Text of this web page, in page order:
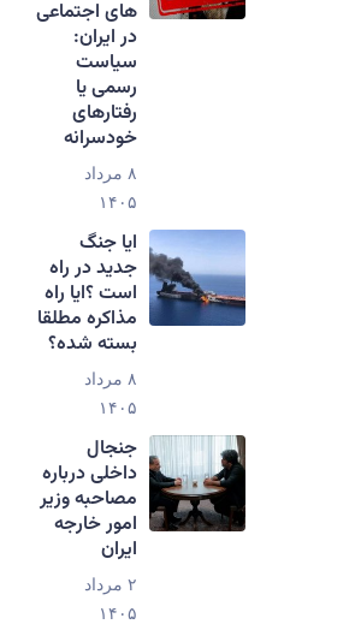
های اجتماعی
در ایران:
سیاست
رسمی یا
رفتارهای
خودسرانه
۸ مرداد
۱۴۰۵
ایا جنگ
جدید در راه
است ؟ایا راه
مذاکره مطلقا
بسته شده؟
۸ مرداد
۱۴۰۵
جنجال
داخلی درباره
مصاحبه وزیر
امور خارجه
ایران
۲ مرداد
۱۴۰۵